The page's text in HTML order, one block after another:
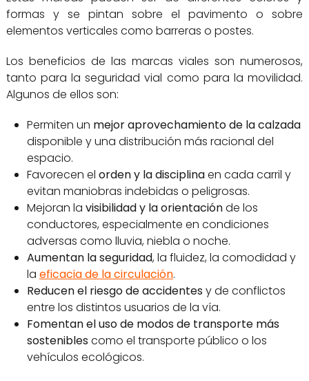
formas y se pintan sobre el pavimento o sobre
elementos verticales como barreras o postes.
Los beneficios de las marcas viales son numerosos,
tanto para la seguridad vial como para la movilidad.
Algunos de ellos son:
Permiten un mejor aprovechamiento de la calzada
disponible y una distribución más racional del
espacio.
Favorecen el orden y la disciplinaen cada carril y
evitan maniobras indebidas o peligrosas.
Mejoran la visibilidad y la orientaciónde los
conductores, especialmente en condiciones
adversas como lluvia, niebla o noche.
Aumentan la seguridad, la fluidez, la comodidad y
la eficacia de la circulación.
Reducen el riesgo de accidentesy de conflictos
entre los distintos usuarios de la vía.
Fomentan el uso de modos de transporte más
sosteniblescomo el transporte público o los
vehículos ecológicos.